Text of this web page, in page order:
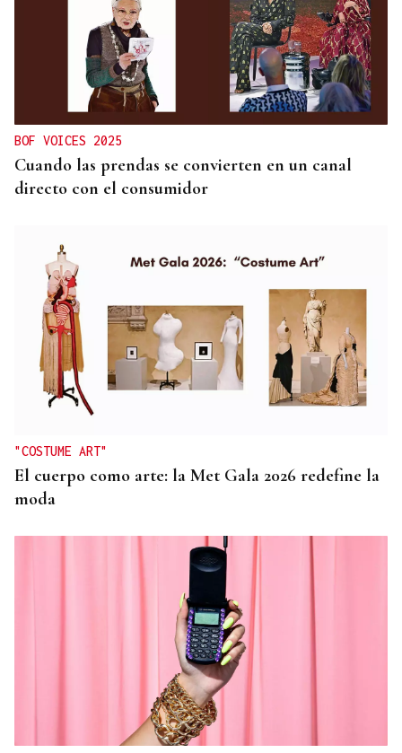
BOF VOICES 2025
Cuando las prendas se convierten en un canal
directo con el consumidor
"COSTUME ART"
El cuerpo como arte: la Met Gala 2026 redefine la
moda